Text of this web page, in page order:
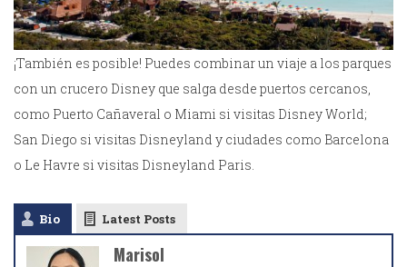
¡También es posible! Puedes combinar un viaje a los parques
con un crucero Disney que salga desde puertos cercanos,
como Puerto Cañaveral o Miami si visitas Disney World;
San Diego si visitas Disneyland y ciudades como Barcelona
o Le Havre si visitas Disneyland Paris.
Bio Latest Posts
Marisol